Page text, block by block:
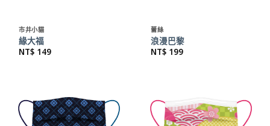
市井小貓
緣大福
NT$ 149
蕾絲
浪漫巴黎
NT$ 199